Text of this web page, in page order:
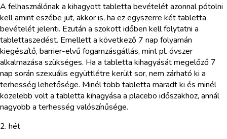
A felhasználónak a kihagyott tabletta bevételét azonnal pótolni
kell amint eszébe jut, akkor is, ha ez egyszerre két tabletta
bevételét jelenti. Ezután a szokott időben kell folytatni a
tablettaszedést. Emellett a következő 7 nap folyamán
kiegészítő, barrier-elvű fogamzásgátlás, mint pl. óvszer
alkalmazása szükséges. Ha a tabletta kihagyását megelőző 7
nap során szexuális együttlétre került sor, nem zárható ki a
terhesség lehetősége. Minél több tabletta maradt ki és minél
közelebb volt a tabletta kihagyása a placebo időszakhoz, annál
nagyobb a terhesség valószínűsége.
2. hét